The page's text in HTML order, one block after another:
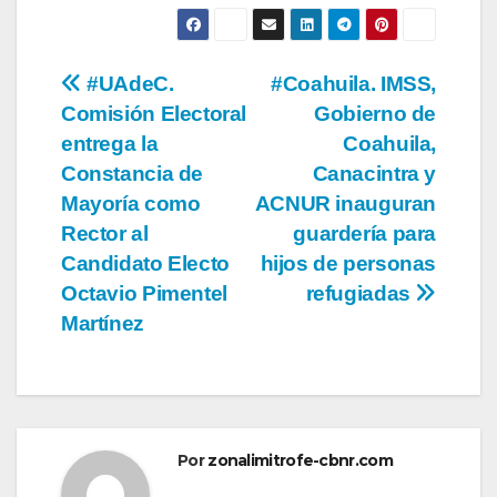
Navegación
de
entradas
#Coahuila. IMSS,
Gobierno de
Coahuila,
Canacintra y
ACNUR inauguran
guardería para
hijos de personas
refugiadas
#UAdeC.
Comisión Electoral
entrega la
Constancia de
Mayoría como
Rector al
Candidato Electo
Octavio Pimentel
Martínez
Porzonalimitrofe-cbnr.com